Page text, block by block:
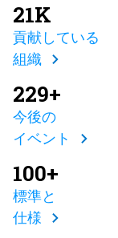
21K
貢献している
組織
229+
今後の
イベント
100+
標準と
仕様